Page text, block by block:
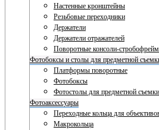
Настенные кронштейны
Резьбовые переходники
Держатели
Держатели отражателей
Поворотные консоли-
Фотобоксы и столы для предметной
Платформы поворотные
Фотобоксы
Фотостолы для предметной съемки
Фотоаксессуары
Переходные кольца для
Макрокольца